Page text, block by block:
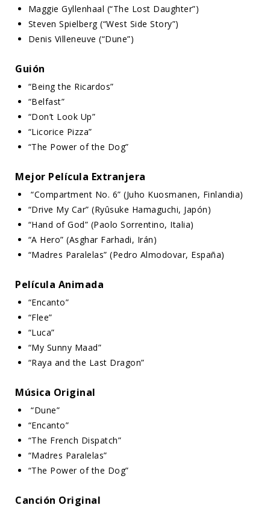
Maggie Gyllenhaal (“The Lost Daughter”)
Steven Spielberg (“West Side Story”)
Denis Villeneuve (“Dune”)
Guión
“Being the Ricardos”
“Belfast”
“Don’t Look Up”
“Licorice Pizza”
“The Power of the Dog”
Mejor Película Extranjera
“Compartment No. 6” (Juho Kuosmanen, Finlandia)
“Drive My Car” (Ryûsuke Hamaguchi, Japón)
“Hand of God” (Paolo Sorrentino, Italia)
“A Hero” (Asghar Farhadi, Irán)
“Madres Paralelas” (Pedro Almodovar, España)
Película Animada
“Encanto”
“Flee”
“Luca”
“My Sunny Maad”
“Raya and the Last Dragon”
Música Original
“Dune”
“Encanto”
“The French Dispatch”
“Madres Paralelas”
“The Power of the Dog”
Canción Original